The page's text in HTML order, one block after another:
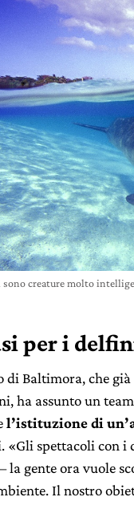
creature molto
per i
di Baltimora, che
ha assunto un
l’istituzione di
«Gli spettacoli con i
la gente ora vuole
Il nostro